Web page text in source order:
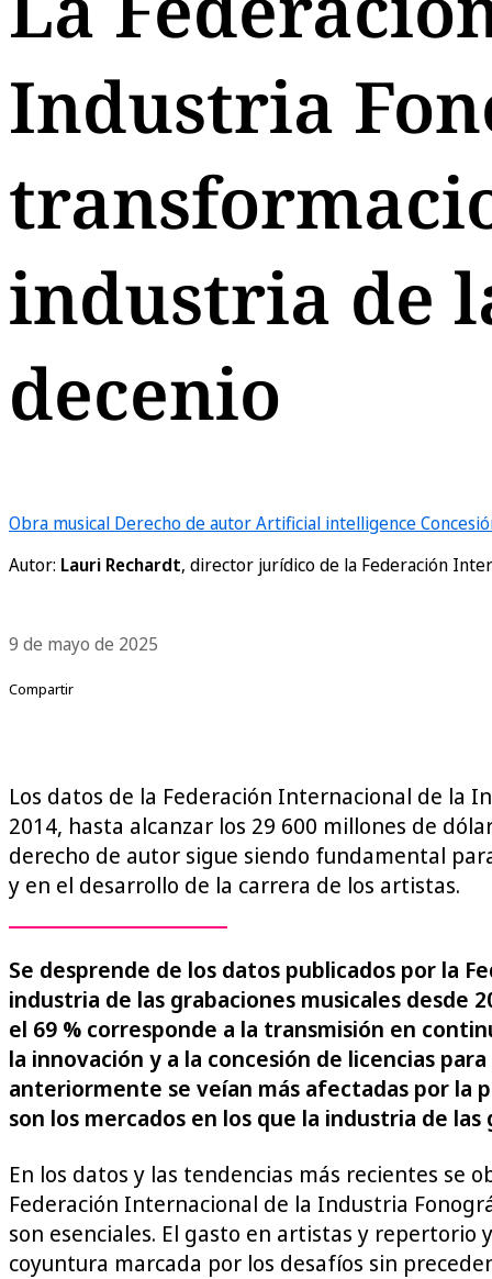
Industria
industria de
decenio
Obra musical Derecho de autorArtificial intelligence
Autor: Lauri Rechardt, director jurídico de la Federación
9 de mayo de 2025
Compartir
Los datos de la Federación Internacional de la
2014, hasta alcanzar los 29 600 millones de
derecho de autor sigue siendo fundamental
y en el desarrollo de la carrera de los artistas.
Se desprende de los datos publicados por la
industria de las grabaciones musicales desde
el 69 % corresponde a la transmisión en
la innovación y a la concesión de licencias
anteriormente se veían más afectadas por la
son los mercados en los que la industria de
En los datos y las tendencias más recientes se
Federación Internacional de la Industria
son esenciales. El gasto en artistas y
coyuntura marcada por los desafíos sin